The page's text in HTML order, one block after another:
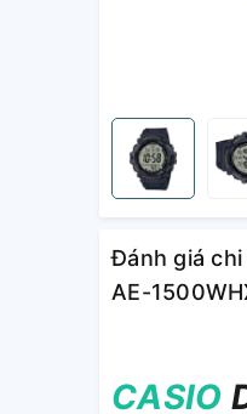
Đánh giá chi
AE-
CASIO